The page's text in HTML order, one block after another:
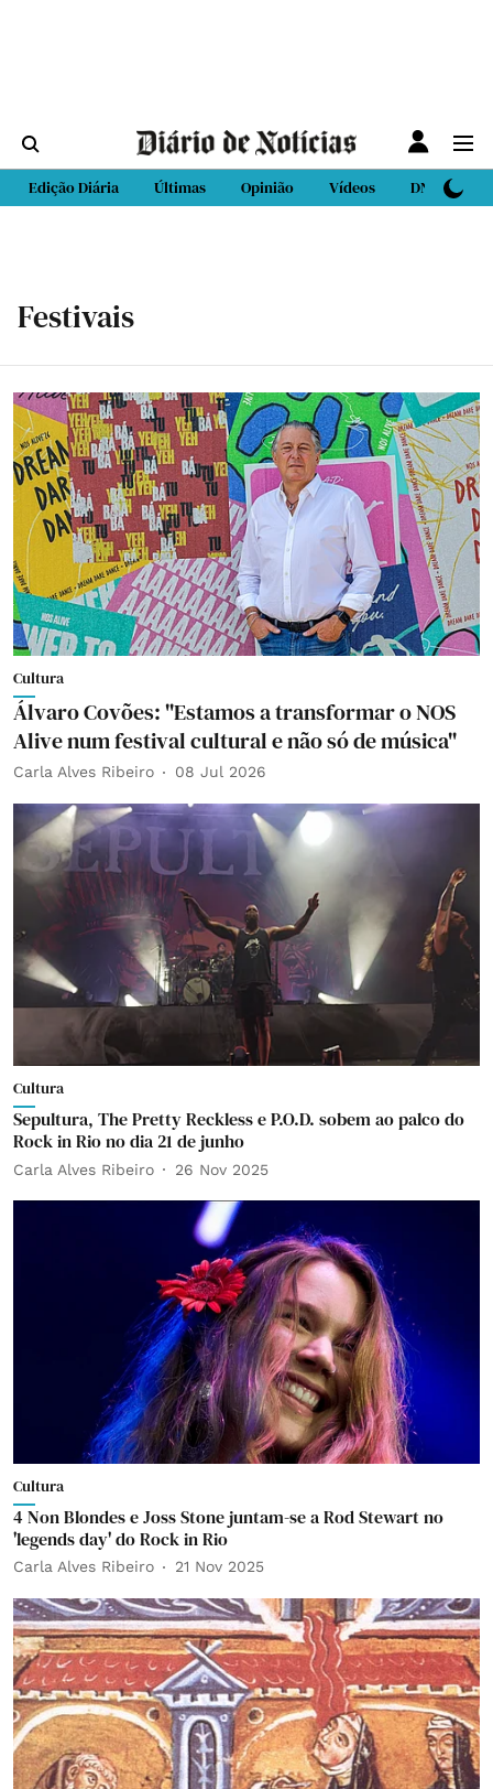
Edição Diária Últimas Opinião Vídeos DN Sport
Festivais
Cultura
Álvaro Covões: "Estamos a transformar o NOS
Alive num festival cultural e não só de música"
Carla Alves Ribeiro 08 Jul 2026
Cultura
Sepultura, The Pretty Reckless e P.O.D. sobem ao palco do
Rock in Rio no dia 21 de junho
Carla Alves Ribeiro 26 Nov 2025
Cultura
4 Non Blondes e Joss Stone juntam-se a Rod Stewart no
'legends day' do Rock in Rio
Carla Alves Ribeiro 21 Nov 2025